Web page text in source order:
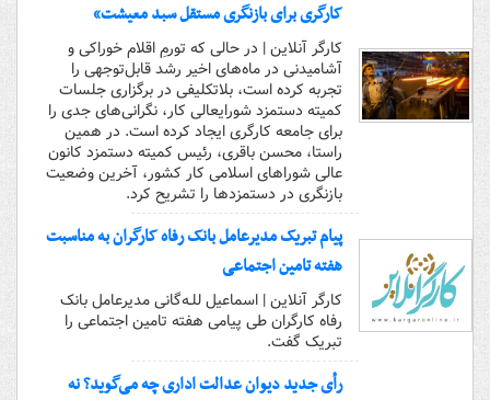
کارگری برای بازنگری مستقل سبد معیشت»
کارگر آنلاین | در حالی که تورمِ اقلام خوراکی و
آشامیدنی در ماه‌های اخیر رشد قابل‌توجهی را
تجربه کرده است، بلاتکلیفی در برگزاری جلسات
کمیته دستمزد شورایعالی کار، نگرانی‌های جدی را
برای جامعه کارگری ایجاد کرده است. در همین
راستا، محسن باقری، رئیس کمیته دستمزد کانون
عالی شوراهای اسلامی کار کشور، آخرین وضعیت
بازنگری در دستمزدها را تشریح کرد.
پیام تبریک مدیرعامل بانک رفاه کارگران به مناسبت
هفته تامین اجتماعی
کارگر آنلاین | اسماعیل للـه‌گانی مدیرعامل بانک
رفاه کارگران طی پیامی هفته تامین اجتماعی را
تبریک گفت.
رأی جدید دیوان عدالت اداری چه می‌گوید؟ نه